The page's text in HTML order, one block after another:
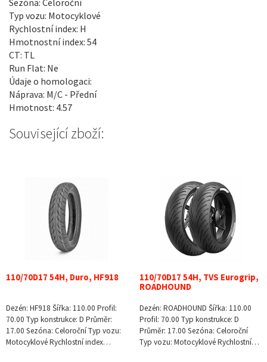
Sezóna: Celoroční
Typ vozu: Motocyklové
Rychlostní index: H
Hmotnostní index: 54
CT: TL
Run Flat: Ne
Údaje o homologaci:
Náprava: M/C - Přední
Hmotnost: 4.57
Související zboží:
110/70D17 54H, Duro, HF918
Dezén: HF918 Šířka: 110.00 Profil:
70.00 Typ konstrukce: D Průměr:
17.00 Sezóna: Celoroční Typ vozu:
Motocyklové Rychlostní index…
110/70D17 54H, TVS Eurogrip,
ROADHOUND
Dezén: ROADHOUND Šířka: 110.00
Profil: 70.00 Typ konstrukce: D
Průměr: 17.00 Sezóna: Celoroční
Typ vozu: Motocyklové Rychlostní…